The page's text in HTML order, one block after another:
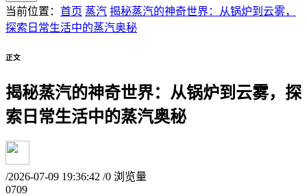
当前位置： 首页 蒸汽 揭秘蒸汽的神奇世界：从锅炉到云雾，
探索日常生活中的蒸汽奥秘
正文
揭秘蒸汽的神奇世界：从锅炉到云雾，探
索日常生活中的蒸汽奥秘
/2026-07-09 19:36:42 /0 浏览量
0709